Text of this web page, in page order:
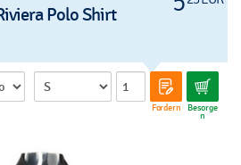
Polo Shirt
Fordern Besorge
n